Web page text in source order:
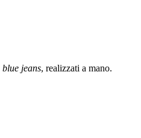
blue jeans, realizzati a mano.